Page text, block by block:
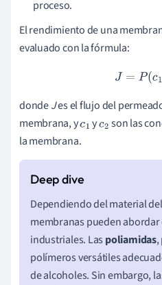
proceso.
El rendimiento de una
evaluado con la fórmula:
J =P(c1−
dondeJes el flujo del
membrana, yc1yc2son las
la membrana.
Dependiendo del material
membranas pueden
industriales. Las poliamidas,
polímeros versátiles
de alcoholes. Sin embargo,